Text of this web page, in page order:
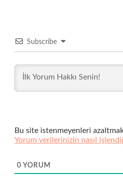
Subscribe
Bu site istenmeyenleri
Yorum verilerinizin nasıl
0 YORUM